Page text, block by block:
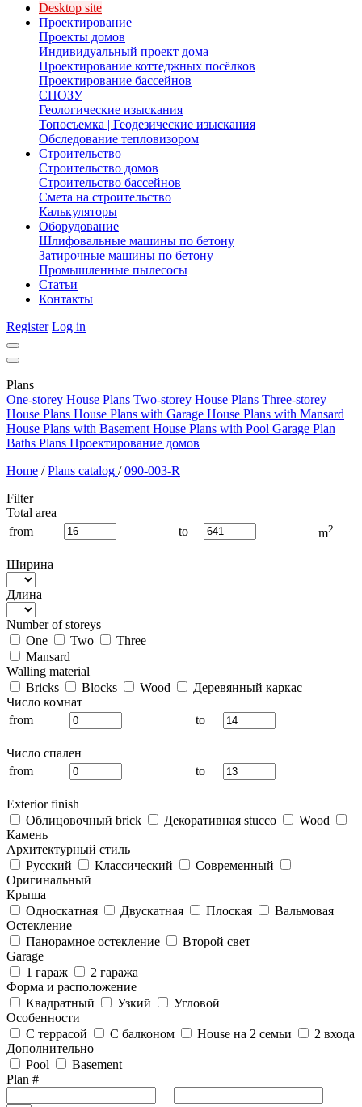
Desktop site
Проектирование
Проекты домов
Индивидуальный проект дома
Проектирование коттеджных посёлков
Проектирование бассейнов
СПОЗУ
Геологические изыскания
Топосъемка | Геодезические изыскания
Обследование тепловизором
Строительство
Строительство домов
Строительство бассейнов
Смета на строительство
Калькуляторы
Оборудование
Шлифовальные машины по бетону
Затирочные машины по бетону
Промышленные пылесосы
Статьи
Контакты
Register Log in
Plans
One-storey House Plans Two-storey House Plans Three-storey
House Plans House Plans with Garage House Plans with Mansard
House Plans with Basement House Plans with Pool Garage Plan
Baths Plans Проектирование домов
Home / Plans catalog / 090-003-R
Filter
Total area
from
to m2
Ширина
Длина
Number of storeys
One
Two
Three
Mansard
Walling material
Bricks
Blocks Wood
Деревянный каркас
Число комнат
from
to
Число спален
from
to
Exterior finish
Облицовочный brick
Декоративная stucco
Wood
Камень
Архитектурный стиль
Русский
Классический
Современный
Оригинальный
Крыша
Односкатная
Двускатная Плоская
Вальмовая
Остекление
Панорамное остекление
Второй свет
Garage
1 гараж
2 гаража
Форма и расположение
Квадратный
Узкий
Угловой
Особенности
С террасой
С балконом House на 2 семьи
2 входа
Дополнительно
Pool
Basement
Plan #
—
—